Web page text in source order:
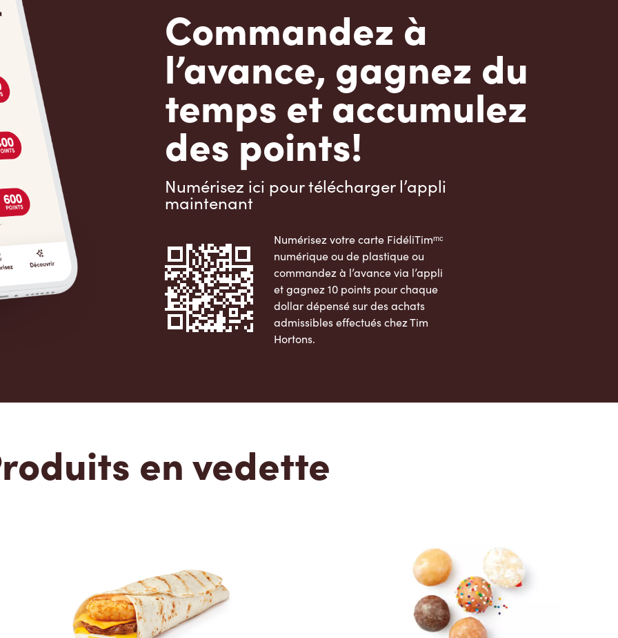
Commandez à
l’avance, gagnez du
temps et accumulez
des points!
Numérisez ici pour télécharger l’appli
maintenant
Numérisez votre carte FidéliTimᵐᶜ
numérique ou de plastique ou
commandez à l’avance via l’appli
et gagnez 10 points pour chaque
dollar dépensé sur des achats
admissibles effectués chez Tim
Hortons.
en vedette